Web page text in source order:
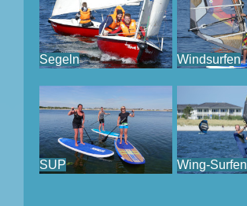
Segeln Windsurfen
SUP Wing-Surfen